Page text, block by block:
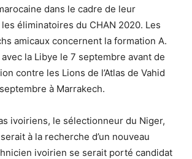
dans le cadre de leur
éliminatoires du CHAN 2020. Les
amicaux concernent la formation A.
la Libye le 7 septembre avant de
contre les Lions de l’Atlas de Vahid
à Marrakech.
ivoiriens, le sélectionneur du Niger,
à la recherche d’un nouveau
ivoirien se serait porté candidat